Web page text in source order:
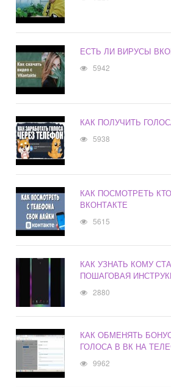
ЕСТЬ ЛИ ВИРУСЫ
5942
КАК ПОЛУЧИТЬ
5938
КАК ПОСМОТРЕТЬ
ВКОНТАКТЕ
5615
КАК УЗНАТЬ КОМУ
ПОШАГОВАЯ
2880
КАК ОБМЕНЯТЬ
ГОЛОСА В ВК НА
9962